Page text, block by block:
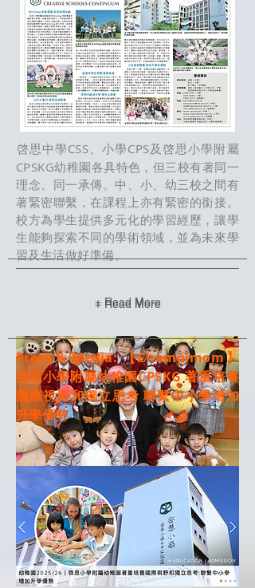
+ Read More
Principal Message
'Every child is unique, so is our
啓思中學CSS、 小學CPS及啓思小學附屬
CPSKG幼稚園各具特色，但三校有著同一
理念、同一承傳。中、小、幼三校之間有
著緊密聯繫，在課程上亦有緊密的銜接。
校方為學生提供多元化的學習經歷，讓學
生能夠探索不同的學術領域，並為未來學
習及生活做好準備。
+ Read More
Press & Media: 【Champimom】
啓思小學附屬幼稚園CPSKG 著重培養
國際視野和獨立思考 聯繫中小學增加
升學優勢